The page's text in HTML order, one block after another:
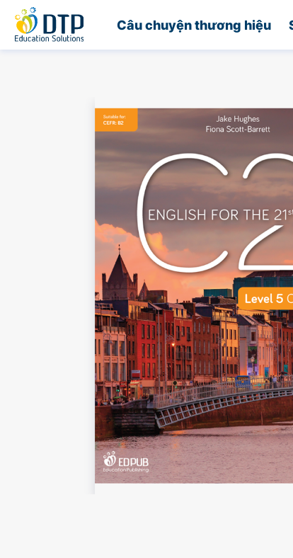
Câu chuyện thương hiệu
Trang chủ